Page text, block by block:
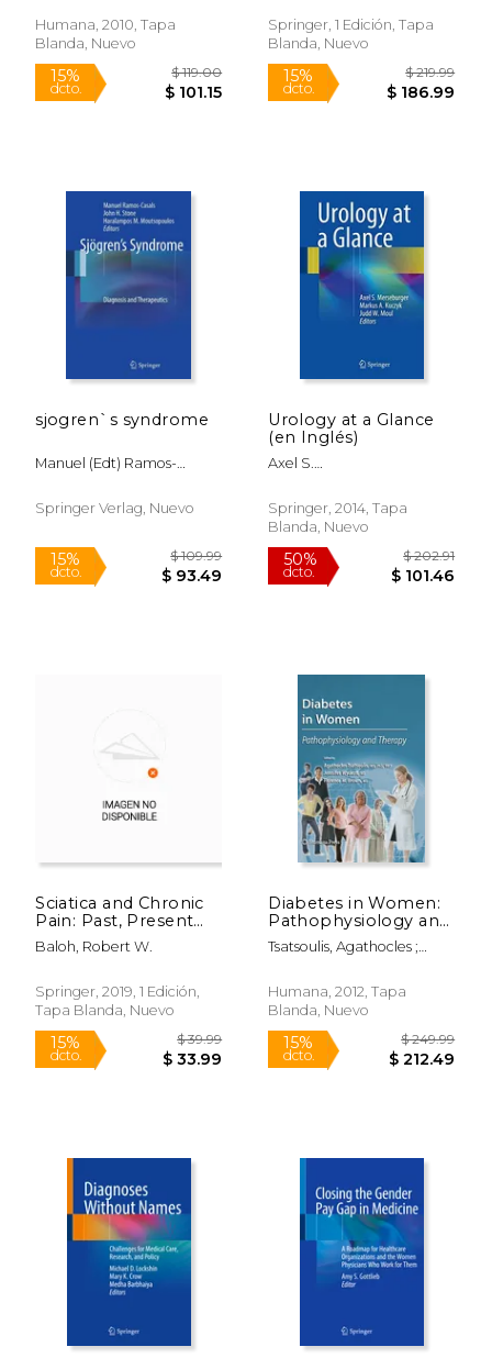
dcto. dcto. $
15%
dcto. $ 55.24
15%
dcto. $
Humana, 2010, Tapa
Blanda, Nuevo
Karawita, Ajith
Springer, 1 Edición, Tapa
Blanda, Nuevo
sjogren`s syndrome
Manuel (edt) Ramos-
Stone,haralampos M. (edt)
Moutsopoulos
Springer Verlag, Nuevo
Urology at a Glance
(en Inglés)
Axel S.
Kuczyk,Judd W. Moul
Springer, 2014, Tapa
Blanda, Nuevo
Sciatica and Chronic
Pain: Past, Present
and Future (en Inglés)
Baloh, Robert W.
Springer, 2019, 1 Edición,
Tapa Blanda, Nuevo
Diabetes in Women:
Pathophysiology and
Therapy (en Inglés)
Tsatsoulis, Agathocles ;
Florence M.
Humana, 2012, Tapa
Blanda, Nuevo